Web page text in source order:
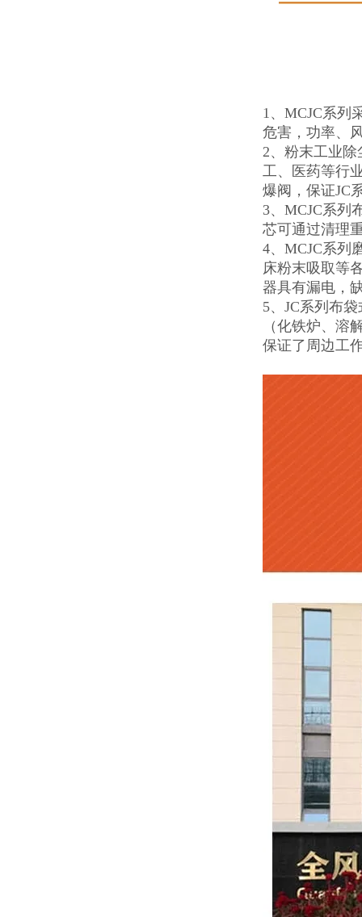
1、MCJC系列
危害，功率、
2、粉末工业
工、医药等行
爆阀，保证JC
3、MCJC系列
芯可通过清理
4、MCJC系列
床粉末吸取等
器具有漏电，
5、JC系列布
（化铁炉、溶
保证了周边工